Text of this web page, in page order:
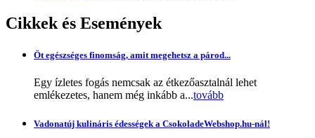
Cikkek és Események
Öt egészséges finomság, amit megehetsz a párod...
Egy ízletes fogás nemcsak az étkezőasztalnál lehet
emlékezetes, hanem még inkább a...tovább
Vadonatúj kulináris édességek a CsokoladeWebshop.hu-nál!